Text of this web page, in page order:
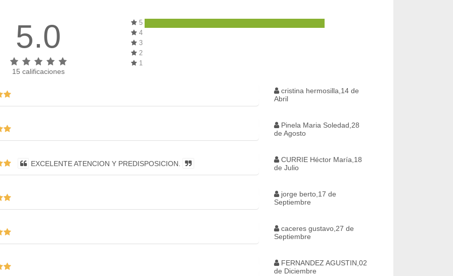
5.0
15 calificaciones
5
4
3
2
1
cristina hermosilla,14 de
Abril
Pinela Maria Soledad,28
de Agosto
EXCELENTE ATENCION Y PREDISPOSICION.
CURRIE Héctor María,18
de Julio
jorge berto,17 de
Septiembre
caceres gustavo,27 de
Septiembre
FERNANDEZ AGUSTIN,02
de Diciembre